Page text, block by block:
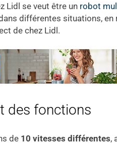
Lidl se veut être un robot
différentes situations,
de chez Lidl.
des fonctions
de 10 vitesses différentes,